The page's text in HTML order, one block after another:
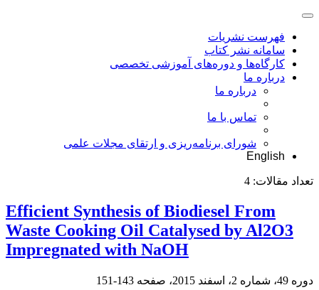
فهرست نشریات
سامانه نشر کتاب
کارگاه‌ها و دوره‌های آموزشی تخصصی
درباره ما
درباره ما
تماس با ما
شورای برنامه‌ریزی و ارتقای مجلات علمی
English
تعداد مقالات: 4
Efficient Synthesis of Biodiesel From
Waste Cooking Oil Catalysed by Al2O3
Impregnated with NaOH
دوره 49، شماره 2، اسفند 2015، صفحه 143-151